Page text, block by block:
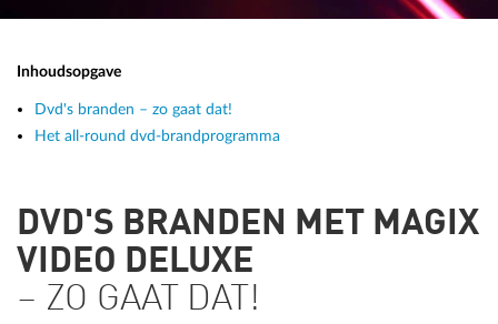
Inhoudsopgave
Dvd's branden – zo gaat dat!
Het all-round dvd-brandprogramma
DVD'S BRANDEN MET MAGIX
VIDEO DELUXE
– ZO GAAT DAT!